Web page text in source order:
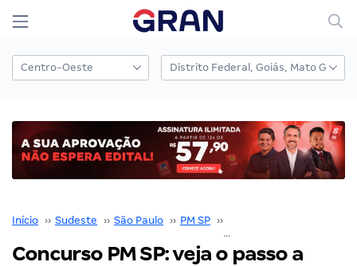
Início ›› Sudeste ›› São Paulo ›› PM SP ››
Concurso PM SP: veja o passo a